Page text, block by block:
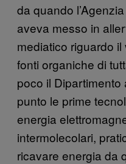
da quando
aveva messo in
mediatico riguardo
fonti organiche di
poco il
punto le prime
energia
intermolecolari,
ricavare energia da